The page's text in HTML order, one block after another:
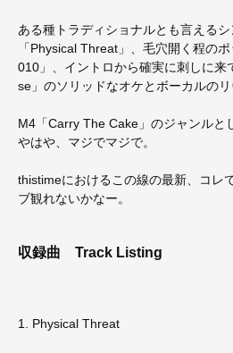
ある種トラディショナルとも言える
「Physical Threat」、毛穴開く程の
010」、イントロから確実に刺しに
se」のソリッドなオケとボーカルのリ
M4「Carry The Cake」のジャンルと
やはや、マジでマジで。
thistimeにおけるこの線の最新、コレ
ブ観れないかなー。
収録曲 Track Listing
1. Physical Threat